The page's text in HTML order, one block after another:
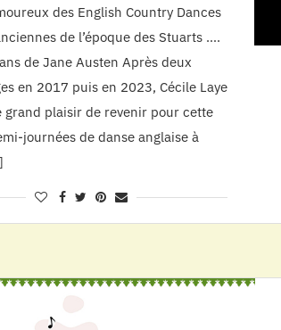
des English Country Dances
de l’époque des Stuarts ….
de Jane Austen Après deux
en 2017 puis en 2023, Cécile Laye
grand plaisir de revenir pour cette
journées de danse anglaise à